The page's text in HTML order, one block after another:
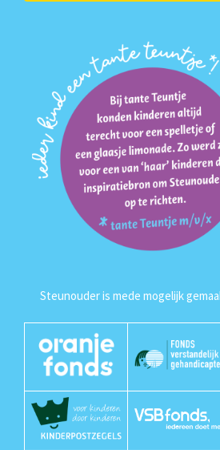
Steunouder is mede mogelijk